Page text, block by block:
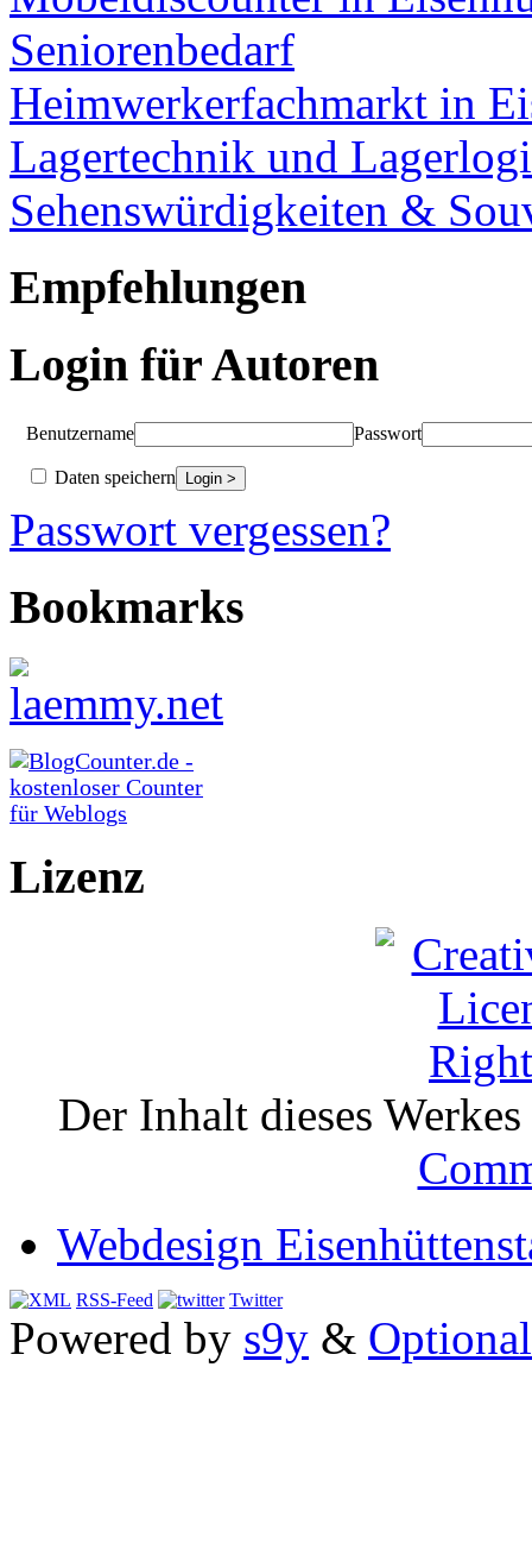
Seniorenbedarf
Heimwerkerfachmarkt in
Lagertechnik und
Sehenswürdigkeiten &
Empfehlungen
Login für Autoren
Benutzername Passwort
Daten speichern
Passwort vergessen?
Bookmarks
Lizenz
Der Inhalt dieses
Webdesign
RSS-Feed Twitter
Powered by s9y &